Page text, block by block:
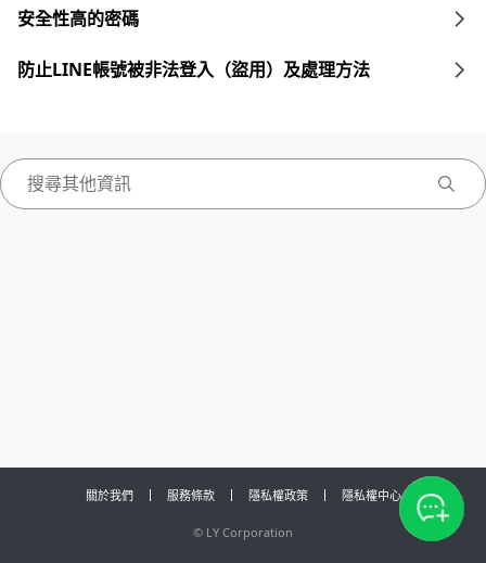
安全性高的密碼
防止LINE帳號被非法登入（盜用）及處理方法
關於我們 服務條款 隱私權政策 隱私權中心
© LY Corporation